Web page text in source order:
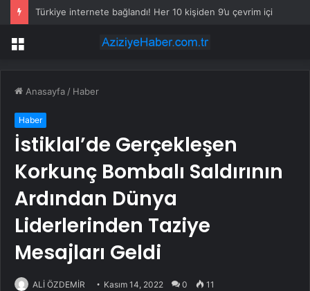
Türkiye internete bağlandı! Her 10 kişiden 9’u çevrim içi
Menü
Anasayfa / Haber
Haber
İstiklal’de Gerçekleşen
Korkunç Bombalı Saldırının
Ardından Dünya
Liderlerinden Taziye
Mesajları Geldi
ALİ ÖZDEMİR Kasım 14, 2022 0 11